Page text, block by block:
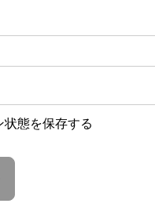
状態を保存する